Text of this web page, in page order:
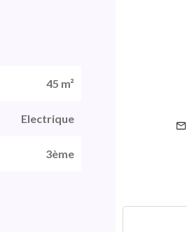
45 m²
Electrique
3ème